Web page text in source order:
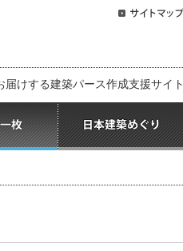
けする建築パース作成支援サイト